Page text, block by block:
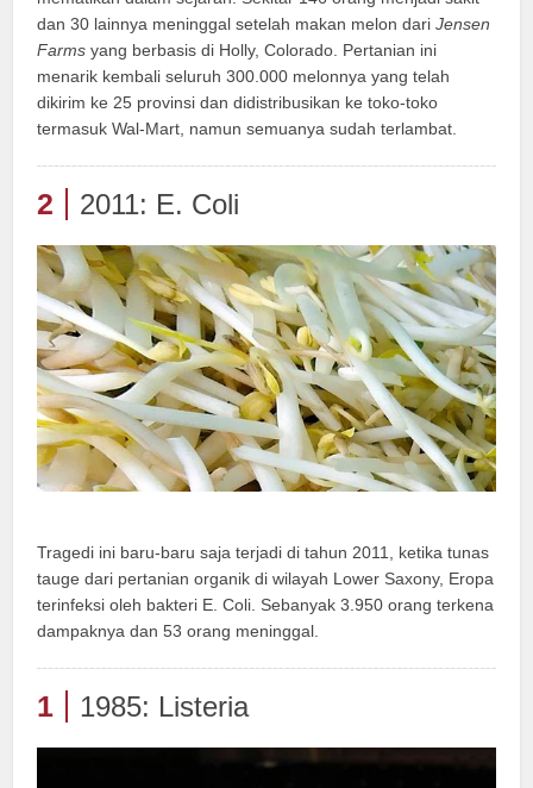
dan 30 lainnya meninggal setelah makan melon dariJensen
Farms yang berbasis di Holly, Colorado. Pertanian ini
menarik kembali seluruh 300.000 melonnya yang telah
dikirim ke 25 provinsi dan didistribusikan ke toko-toko
termasuk Wal-Mart, namun semuanya sudah terlambat.
2 2011: E. Coli
Tragedi ini baru-baru saja terjadi di tahun 2011, ketika tunas
tauge dari pertanian organik di wilayah Lower Saxony, Eropa
terinfeksi oleh bakteri E. Coli. Sebanyak 3.950 orang terkena
dampaknya dan 53 orang meninggal.
1 1985: Listeria